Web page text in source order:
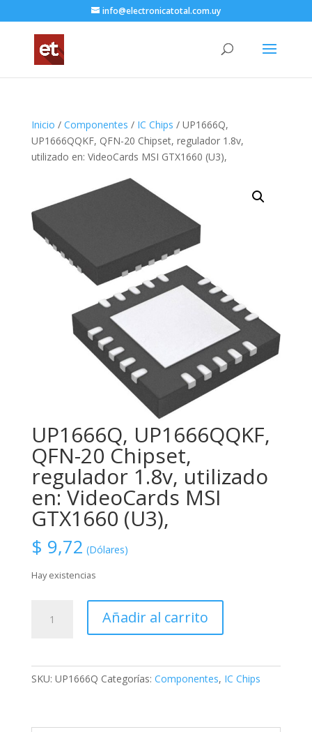
info@electronicatotal.com.uy
Inicio / Componentes / IC Chips / UP1666Q,
UP1666QQKF, QFN-20 Chipset, regulador 1.8v,
utilizado en: VideoCards MSI GTX1660 (U3),
UP1666Q, UP1666QQKF,
QFN-20 Chipset,
regulador 1.8v, utilizado
en: VideoCards MSI
GTX1660 (U3),
$ 9,72 (Dólares)
Hay existencias
UP1666QQKF,
Añadir al carrito
SKU: UP1666Q Categorías: Componentes, IC Chips